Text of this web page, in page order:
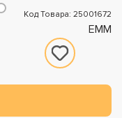
Код Товара: 25001672
EMM